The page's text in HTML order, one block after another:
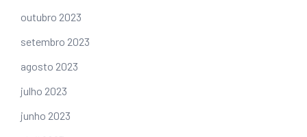
outubro 2023
setembro 2023
agosto 2023
julho 2023
junho 2023